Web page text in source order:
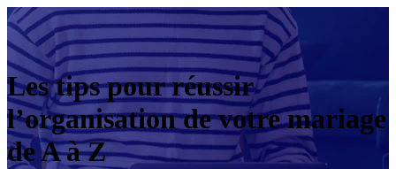
Les tips pour réussir
l’organisation de votre mariage
de A à Z